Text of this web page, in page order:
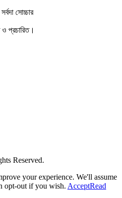
সোচ্চার
ও প্রচারিত।
Reserved.
your experience. We'll assume
opt-out if you wish. AcceptRead